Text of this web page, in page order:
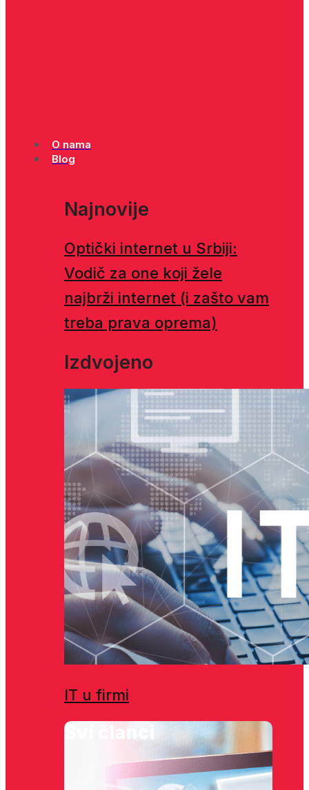
O nama
Blog
Najnovije
Optički internet u Srbiji:
Vodič za one koji žele
najbrži internet (i zašto vam
treba prava oprema)
Izdvojeno
IT u firmi
Svi članci